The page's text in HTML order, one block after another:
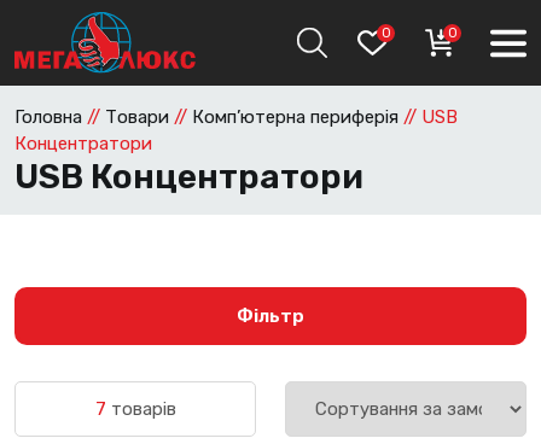
0 0
Головна // Товари // Комп’ютерна периферія // USB
Концентратори
USB Концентратори
Фільтр
7 товарів